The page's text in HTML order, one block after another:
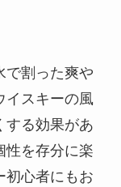
で割った爽や
イスキーの風
する効果があ
性を存分に楽
初心者にもお